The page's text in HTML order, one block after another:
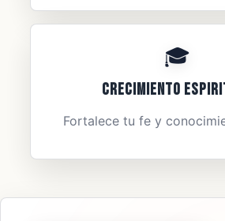
🎓
Crecimiento
Fortalece tu fe y